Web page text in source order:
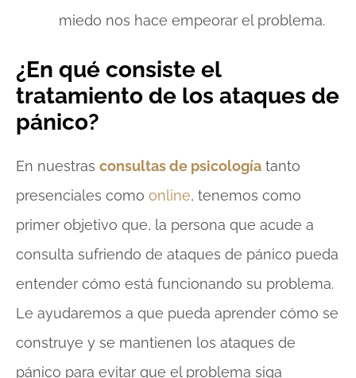
miedo nos hace empeorar el problema.
¿En qué consiste el
tratamiento de los ataques de
pánico?
En nuestras consultas de psicología tanto
presenciales como online, tenemos como
primer objetivo que, la persona que acude a
consulta sufriendo de ataques de pánico pueda
entender cómo está funcionando su problema.
Le ayudaremos a que pueda aprender cómo se
construye y se mantienen los ataques de
pánico para evitar que el problema siga